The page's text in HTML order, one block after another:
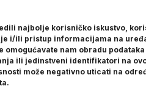
najbolje korisničko iskustvo,
i/ili pristup informacijama na
omogućavate nam obradu
ili jedinstveni identifikatori na
može negativno uticati na